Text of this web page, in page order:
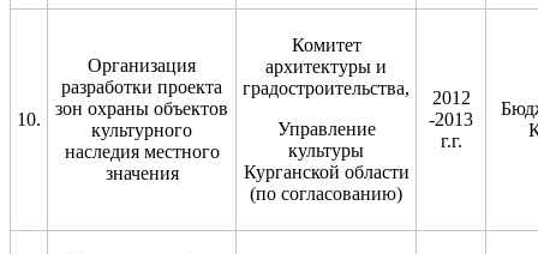
10.
Организация
разработки проекта
зон охраны объектов
культурного
наследия местного
значения
Комитет
архитектуры и
градостроительства,
Управление
культуры
Курганской области
(по согласованию)
2012
-2013
г.г.